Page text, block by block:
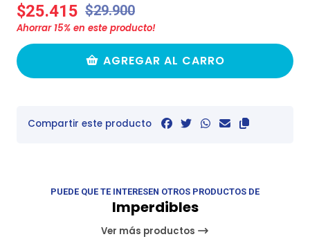
$25.415 $29.900
Ahorrar 15% en este producto!
AGREGAR AL CARRO
Compartir este producto
PUEDE QUE TE INTERESEN OTROS PRODUCTOS DE
Imperdibles
Ver más productos